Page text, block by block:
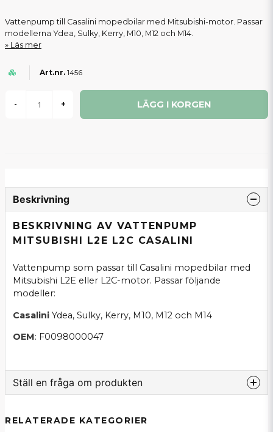
Vattenpump till Casalini mopedbilar med Mitsubishi-motor. Passar
modellerna Ydea, Sulky, Kerry, M10, M12 och M14.
Läs mer
1456
- + LÄGG I KORGEN
Beskrivning
BESKRIVNING AV VATTENPUMP
MITSUBISHI L2E L2C CASALINI
Vattenpump som passar till Casalini mopedbilar med
Mitsubishi L2E eller L2C-motor. Passar följande
modeller:
Casalini Ydea, Sulky, Kerry, M10, M12 och M14
OEM: F0098000047
Ställ en fråga om produkten
Fråga oss om denna produkt...
RELATERADE KATEGORIER